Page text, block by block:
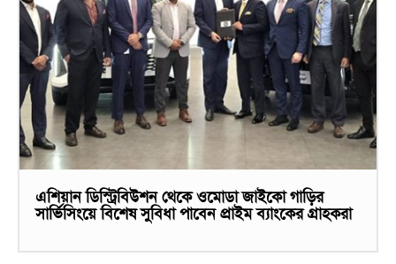
এশিয়ান ডিস্ট্রিবিউশন থেকে ওমোডা জাইকো গাড়ির
সার্ভিসিংয়ে বিশেষ সুবিধা পাবেন প্রাইম ব্যাংকের গ্রাহকরা